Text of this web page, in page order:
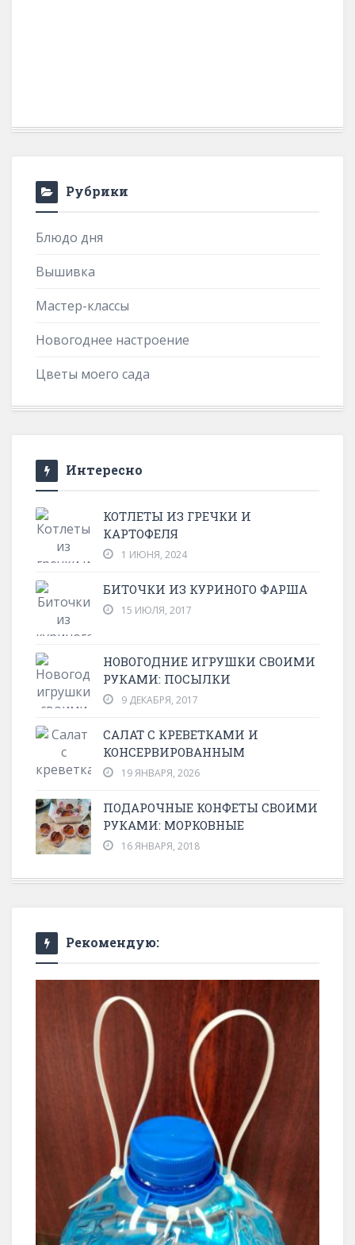
Рубрики
Блюдо дня
Вышивка
Мастер-классы
Новогоднее настроение
Цветы моего сада
Интересно
КОТЛЕТЫ ИЗ ГРЕЧКИ И
КАРТОФЕЛЯ
1 ИЮНЯ, 2024
БИТОЧКИ ИЗ КУРИНОГО ФАРША
15 ИЮЛЯ, 2017
НОВОГОДНИЕ ИГРУШКИ СВОИМИ
РУКАМИ: ПОСЫЛКИ
9 ДЕКАБРЯ, 2017
CАЛАТ С КРЕВЕТКАМИ И
КОНСЕРВИРОВАННЫМ
19 ЯНВАРЯ, 2026
ПОДАРОЧНЫЕ КОНФЕТЫ СВОИМИ
РУКАМИ: МОРКОВНЫЕ
16 ЯНВАРЯ, 2018
Рекомендую: